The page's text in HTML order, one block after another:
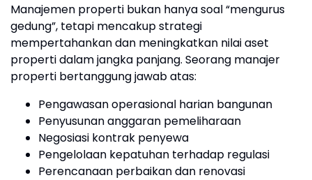
Manajemen properti bukan hanya soal “mengurus
gedung”, tetapi mencakup strategi
mempertahankan dan meningkatkan nilai aset
properti dalam jangka panjang. Seorang manajer
properti bertanggung jawab atas:
Pengawasan operasional harian bangunan
Penyusunan anggaran pemeliharaan
Negosiasi kontrak penyewa
Pengelolaan kepatuhan terhadap regulasi
Perencanaan perbaikan dan renovasi